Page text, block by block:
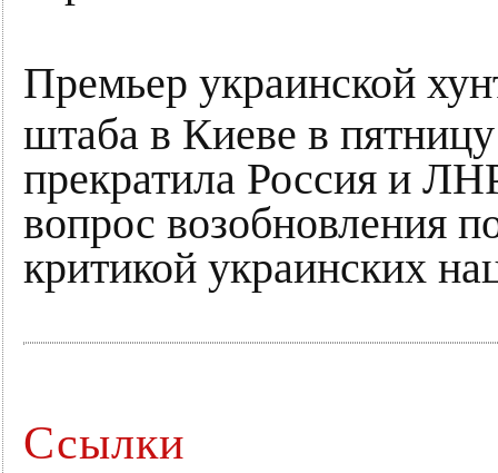
Премьер украинской
штаба в Киеве в
прекратила Россия и
вопрос возобновления
критикой украинских
Ссылки